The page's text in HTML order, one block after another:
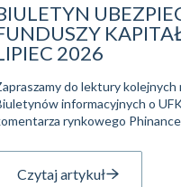
2026
do lektury kolejnych
informacyjnych o
rynkowego
Czytaj artykuł